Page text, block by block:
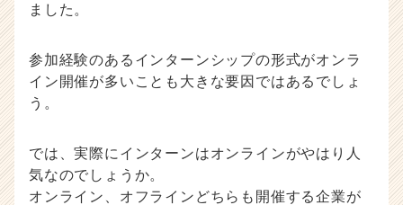
ました。
参加経験のあるインターンシップの形式がオンラ
イン開催が多いことも大きな要因ではあるでしょ
う。
では、実際にインターンはオンラインがやはり人
気なのでしょうか。
オンライン、オフラインどちらも開催する企業が